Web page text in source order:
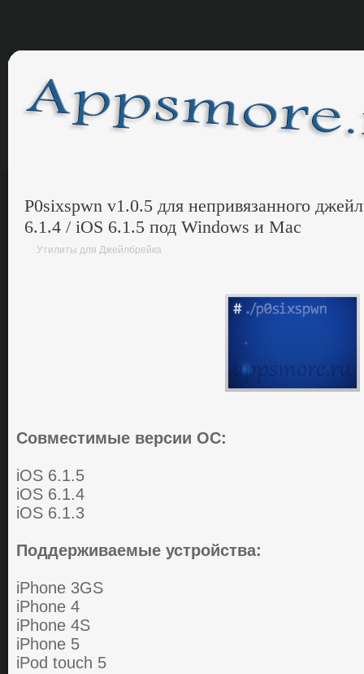
P0sixspwn v1.0.5 для непривязанного
6.1.4 / iOS 6.1.5 под Windows и Mac
Утилиты для Джейлбрейка
Совместимые версии ОС:
iOS 6.1.5
iOS 6.1.4
iOS 6.1.3
Поддерживаемые устройства:
iPhone 3GS
iPhone 4
iPhone 4S
iPhone 5
iPod touch 5